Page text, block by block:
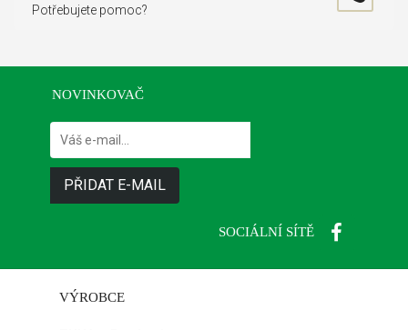
Potřebujete pomoc?
NOVINKOVAČ
SOCIÁLNÍ SÍTĚ
VÝROBCE